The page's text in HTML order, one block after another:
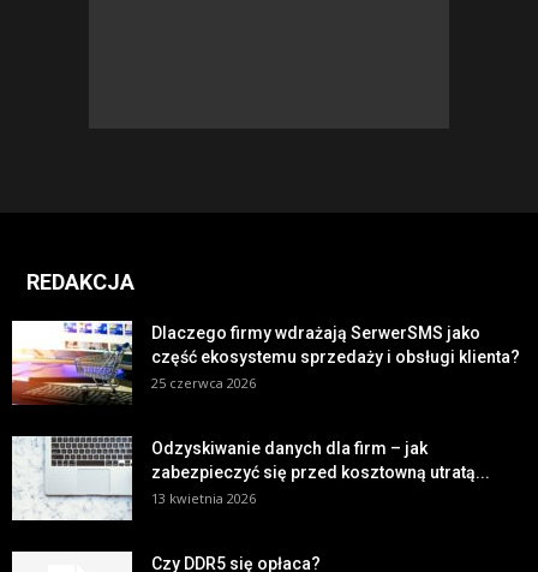
REDAKCJA
Dlaczego firmy wdrażają SerwerSMS jako
część ekosystemu sprzedaży i obsługi klienta?
25 czerwca 2026
Odzyskiwanie danych dla firm – jak
zabezpieczyć się przed kosztowną utratą...
13 kwietnia 2026
Czy DDR5 się opłaca?